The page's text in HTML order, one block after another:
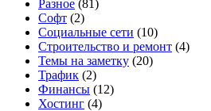
Разное (81)
Софт (2)
Социальные сети (10)
Строительство и ремонт (4)
Темы на заметку (20)
Трафик (2)
Финансы (12)
Хостинг (4)